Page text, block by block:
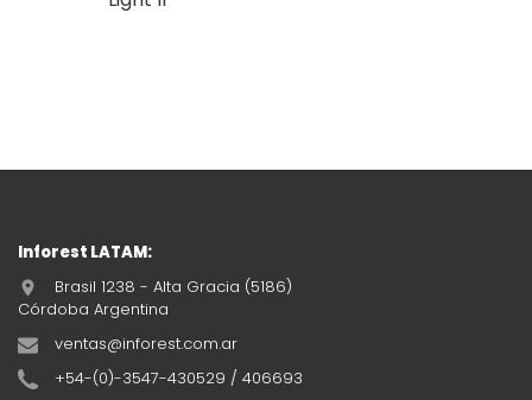
Inforest LATAM:
Brasil 1238 - Alta Gracia (5186)
Córdoba Argentina
ventas@inforest.com.ar
+54-(0)-3547-430529 / 406693